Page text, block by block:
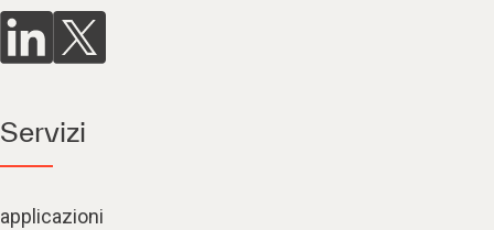
Servizi
applicazioni